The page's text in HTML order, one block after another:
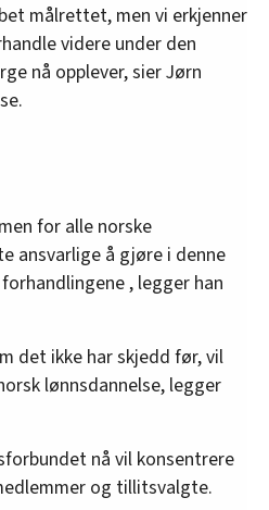
målrettet, men vi erkjenner
videre under den
nå opplever, sier Jørn
for alle norske
ansvarlige å gjøre i denne
, legger han
det ikke har skjedd før, vil
lønnsdannelse, legger
nå vil konsentrere
og tillitsvalgte.